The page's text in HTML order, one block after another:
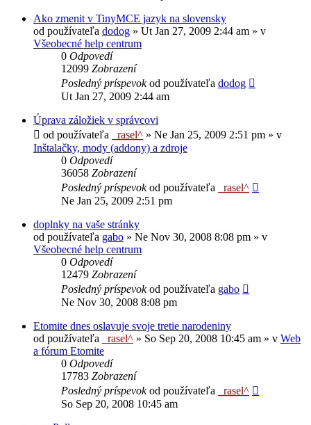
Ako zmenit v TinyMCE jazyk na slovensky
od používateľa dodog » Ut Jan 27, 2009 2:44 am » v
Všeobecné help centrum
0 Odpovedí
12099 Zobrazení
Posledný príspevokod používateľa dodog
Ut Jan 27, 2009 2:44 am
Úprava záložiek v správcovi
od používateľa
_rasel^ » Ne Jan 25, 2009 2:51 pm » v
Inštalačky, mody (addony) a zdroje
0 Odpovedí
36058 Zobrazení
Posledný príspevokod používateľa
_rasel^
Ne Jan 25, 2009 2:51 pm
doplnky na vaše stránky
od používateľa gabo » Ne Nov 30, 2008 8:08 pm » v
Všeobecné help centrum
0 Odpovedí
12479 Zobrazení
Posledný príspevokod používateľa gabo
Ne Nov 30, 2008 8:08 pm
Etomite dnes oslavuje svoje tretie narodeniny
od používateľa
_rasel^ » So Sep 20, 2008 10:45 am » v Web
a fórum Etomite
0 Odpovedí
17783 Zobrazení
Posledný príspevokod používateľa
_rasel^
So Sep 20, 2008 10:45 am